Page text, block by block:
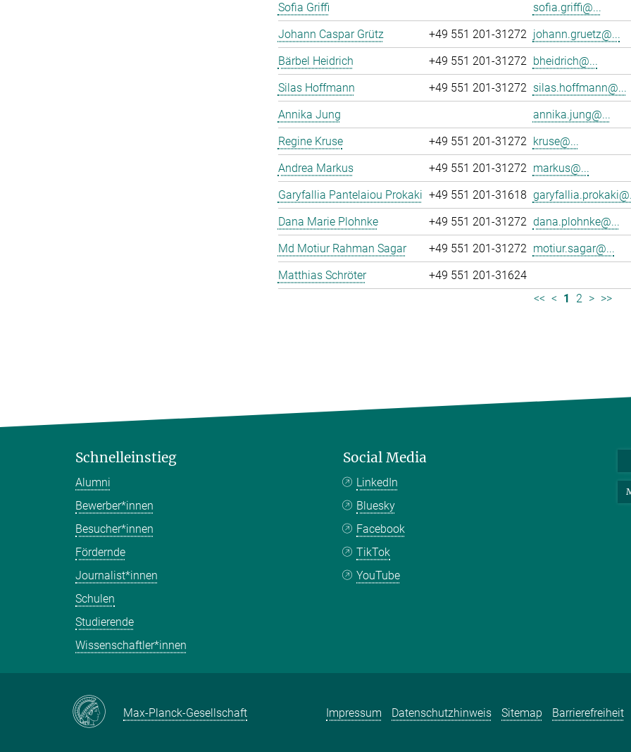
Sofia Griffi
sofia.griffi@...
Johann Caspar Grütz
+49 551 201-31272 johann.gruetz@...
Bärbel Heidrich
+49 551 201-31272 bheidrich@...
Silas Hoffmann
+49 551 201-31272 silas.hoffmann@...
Annika Jung
annika.jung@...
Regine Kruse
+49 551 201-31272 kruse@...
Andrea Markus
+49 551 201-31272 markus@...
Garyfallia Pantelaiou Prokaki +49 551 201-31618
Dana Marie Plohnke
+49 551 201-31272 dana.plohnke@...
Md Motiur Rahman Sagar
+49 551 201-31272 motiur.sagar@...
Matthias Schröter
+49 551 201-31624
<< < 1 2 > >>
Schnelleinstieg
Alumni
Bewerber*innen
Besucher*innen
Fördernde
Journalist*innen
Schulen
Studierende
Wissenschaftler*innen
Social Media
LinkedIn
Bluesky
Facebook
TikTok
YouTube
Max-Planck-Gesellschaft Impressum Datenschutzhinweis Sitemap Barrierefreiheit